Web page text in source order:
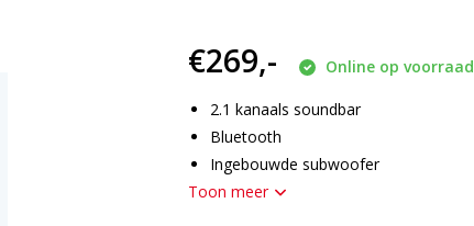
€269,- Online op voorraad
2.1 kanaals soundbar
Bluetooth
Ingebouwde subwoofer
Toon meer